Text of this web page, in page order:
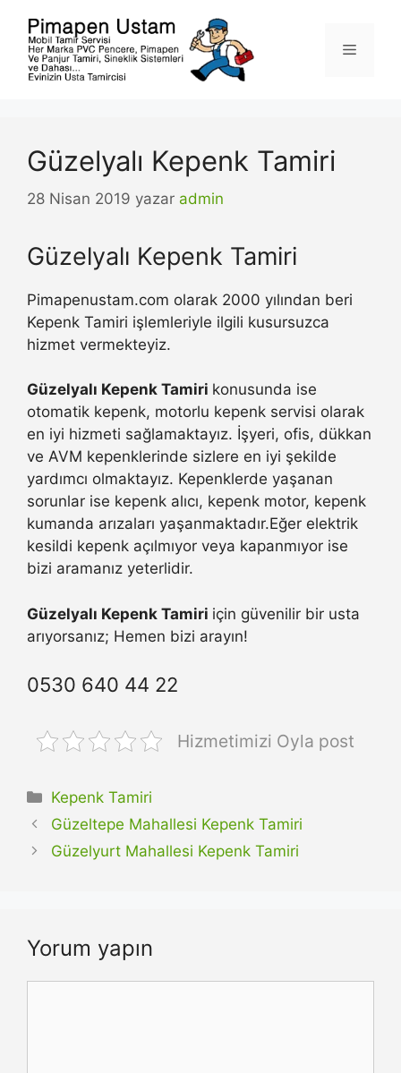
Menü
Güzelyalı Kepenk Tamiri
28 Nisan 2019 yazar admin
Güzelyalı Kepenk Tamiri
Pimapenustam.com olarak 2000 yılından beri
Kepenk Tamiri işlemleriyle ilgili kusursuzca
hizmet vermekteyiz.
Güzelyalı Kepenk Tamiri konusunda ise
otomatik kepenk, motorlu kepenk servisi olarak
en iyi hizmeti sağlamaktayız. İşyeri, ofis, dükkan
ve AVM kepenklerinde sizlere en iyi şekilde
yardımcı olmaktayız. Kepenklerde yaşanan
sorunlar ise kepenk alıcı, kepenk motor, kepenk
kumanda arızaları yaşanmaktadır.Eğer elektrik
kesildi kepenk açılmıyor veya kapanmıyor ise
bizi aramanız yeterlidir.
Güzelyalı Kepenk Tamiri için güvenilir bir usta
arıyorsanız; Hemen bizi arayın!
0530 640 44 22
Hizmetimizi Oyla post
Kategoriler
Kepenk Tamiri
Güzeltepe Mahallesi Kepenk Tamiri
Güzelyurt Mahallesi Kepenk Tamiri
Yorum yapın